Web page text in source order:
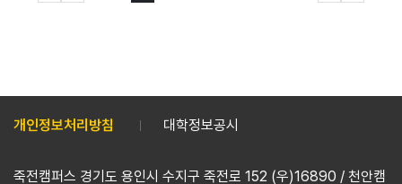
개인정보처리방침 대학정보공시
죽전캠퍼스 경기도 용인시 수지구 죽전로 152 (우)16890 / 천안캠